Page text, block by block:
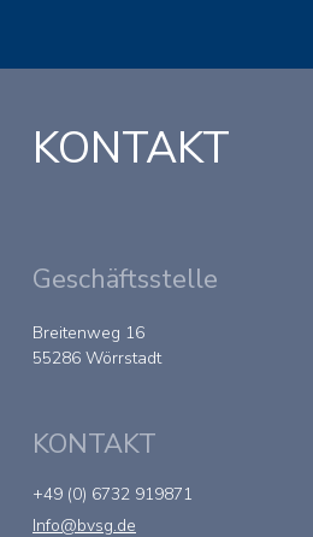
KONTAKT
Geschäftsstelle
Breitenweg 16
55286 Wörrstadt
KONTAKT
+49 (0) 6732 919871
Info@bvsg.de